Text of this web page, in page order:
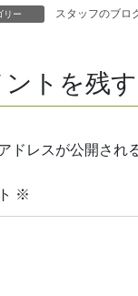
リー スタッフのブロ
ントを残す
ドレスが公開され
※